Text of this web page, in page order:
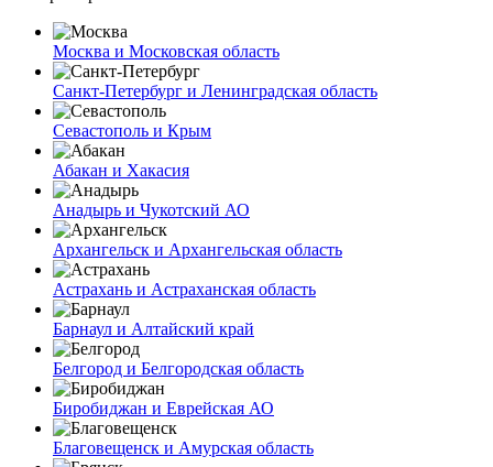
Москва и Московская область
Санкт-Петербург и Ленинградская область
Севастополь и Крым
Абакан и Хакасия
Анадырь и Чукотский АО
Архангельск и Архангельская область
Астрахань и Астраханская область
Барнаул и Алтайский край
Белгород и Белгородская область
Биробиджан и Еврейская АО
Благовещенск и Амурская область